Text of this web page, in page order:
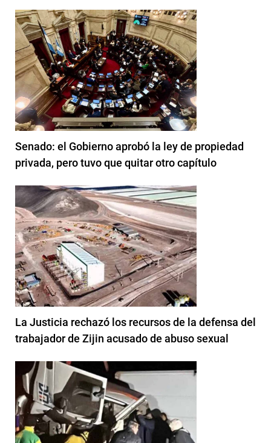
Senado: el Gobierno aprobó la ley de propiedad
privada, pero tuvo que quitar otro capítulo
La Justicia rechazó los recursos de la defensa del
trabajador de Zijin acusado de abuso sexual